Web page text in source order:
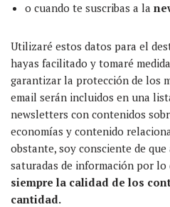
o cuando te suscribas a la
Utilizaré estos datos para el
hayas facilitado y tomaré
garantizar la protección de los
email serán incluidos en una
newsletters con contenidos
economías y contenido
obstante, soy consciente de
saturadas de información por lo
siempre la calidad de los
cantidad.